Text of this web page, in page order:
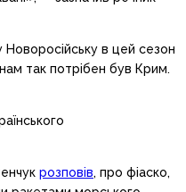
Новоросійську в цей сезон
так потрібен був Крим.
розповів, про фіаско,